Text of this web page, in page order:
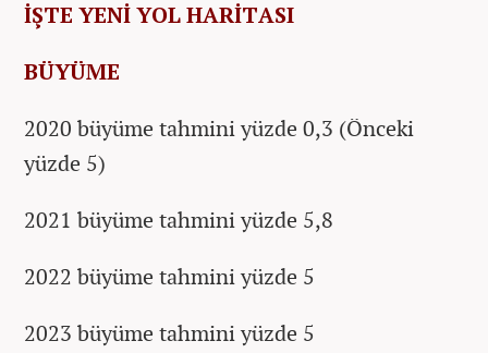
İŞTE YENİ YOL HARİTASI
BÜYÜME
2020 büyüme tahmini yüzde 0,3 (Önceki
yüzde 5)
2021 büyüme tahmini yüzde 5,8
2022 büyüme tahmini yüzde 5
2023 büyüme tahmini yüzde 5